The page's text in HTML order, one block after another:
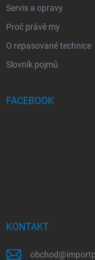
Servis a opravy
Proč právě my
O repasované technice
Slovník pojmů
FACEBOOK
KONTAKT
obchod@